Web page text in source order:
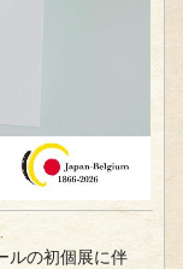
ルの初個展に伴